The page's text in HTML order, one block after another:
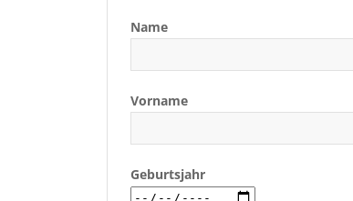
Name
Vorname
Geburtsjahr